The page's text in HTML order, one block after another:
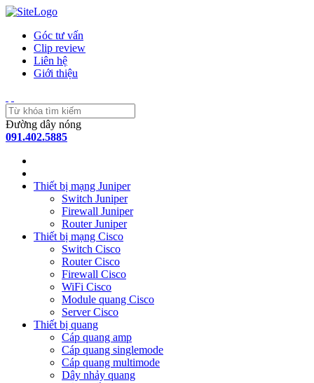
Góc tư vấn
Clip review
Liên hệ
Giới thiệu
Đường dây nóng
091.402.5885
Thiết bị mạng Juniper
Switch Juniper
Firewall Juniper
Router Juniper
Thiết bị mạng Cisco
Switch Cisco
Router Cisco
Firewall Cisco
WiFi Cisco
Module quang Cisco
Server Cisco
Thiết bị quang
Cáp quang amp
Cáp quang singlemode
Cáp quang multimode
Dây nhảy quang